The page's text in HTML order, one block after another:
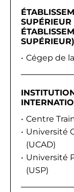
SUPÉRIEUR)
Cégep de
Centre
Université
(UCAD)
Université
(USP)